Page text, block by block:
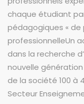
chaque étudiant
pédagogiques «
professionnelleUn
dans la recherche
nouvelle
de la société 100 à
Secteur